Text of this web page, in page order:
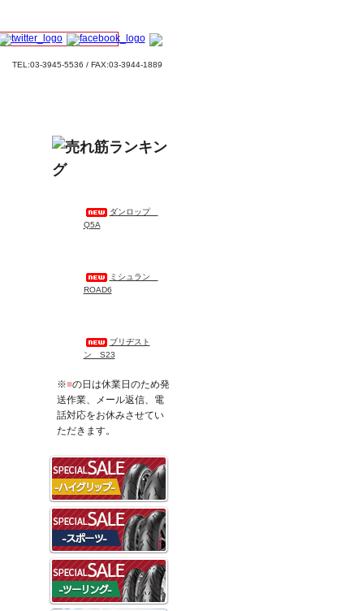
TEL:03-3945-5536 / FAX:03-3944-1889
ダンロップ
Q5A
ミシュラン
ROAD6
ブリヂスト
ン S23
※■の日は休業日のため発
送作業、メール返信、電
話対応をお休みさせてい
ただきます。